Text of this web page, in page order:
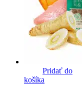
Pridať do
košíka